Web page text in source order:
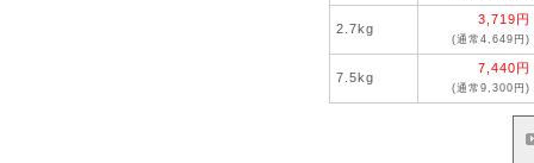
2.7kg
3,719円
(通常4,649円)
7.5kg
7,440円
(通常9,300円)